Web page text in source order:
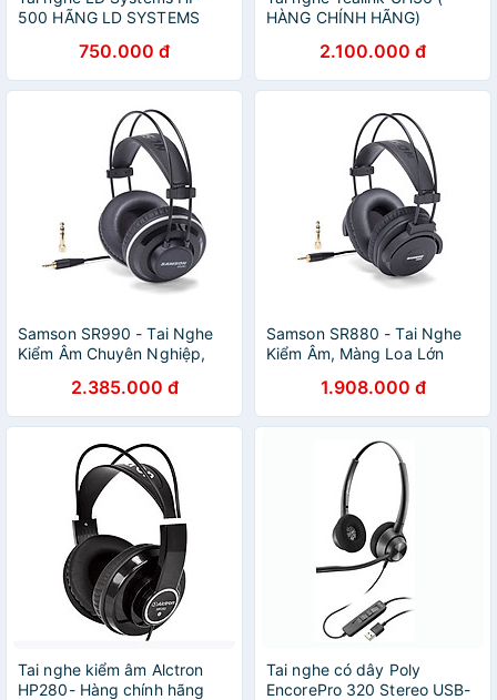
500 HÃNG LD SYSTEMS
750.000 đ
HÀNG CHÍNH HÃNG)
2.100.000 đ
Samson SR990 - Tai Nghe
Kiểm Âm Chuyên Nghiệp,
PU Cao Cấp Dành Cho
Phòng Thu, DJ, Karaoke -
Hàng Chính Hãng
2.385.000 đ
Samson SR880 - Tai Nghe
Kiểm Âm, Màng Loa Lớn
Chuyên Nghiệp, DJ, Hát
Karaoke Trực Tuyến - Hàng
Chính Hãng
1.908.000 đ
Tai nghe kiểm âm Alctron
HP280- Hàng chính hãng
Tai nghe có dây Poly
EncorePro 320 Stereo USB-